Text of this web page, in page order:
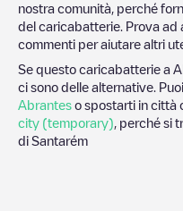
nostra comunità, perché
del caricabatterie. Prova ad
commenti per aiutare altri
Se questo caricabatterie a
ci sono delle alternative.
Abrantes o spostarti in città
city (temporary) , perché si
di Santarém